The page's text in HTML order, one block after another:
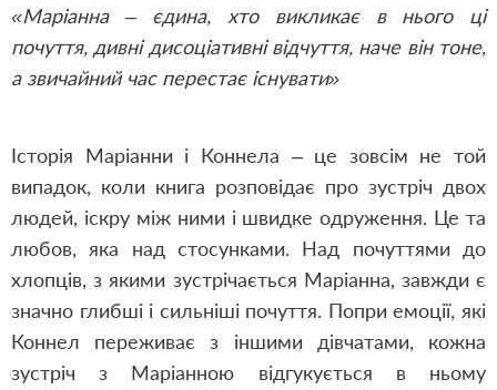
«Маріанна – єдина, хто викликає в нього ці
почуття, дивні дисоціативні відчуття, наче він тоне,
а звичайний час перестає існувати»
Історія Маріанни і Коннела – це зовсім не той
випадок, коли книга розповідає про зустріч двох
людей, іскру між ними і швидке одруження. Це та
любов, яка над стосунками. Над почуттями до
хлопців, з якими зустрічається Маріанна, завжди є
значно глибші і сильніші почуття. Попри емоції, які
Коннел переживає з іншими дівчатами, кожна
зустріч з Маріанною відгукується в ньому